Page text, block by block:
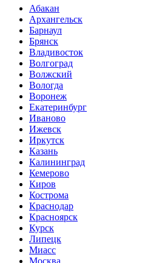
Абакан
Архангельск
Барнаул
Брянск
Владивосток
Волгоград
Волжский
Вологда
Воронеж
Екатеринбург
Иваново
Ижевск
Иркутск
Казань
Калининград
Кемерово
Киров
Кострома
Краснодар
Красноярск
Курск
Липецк
Миасс
Москва